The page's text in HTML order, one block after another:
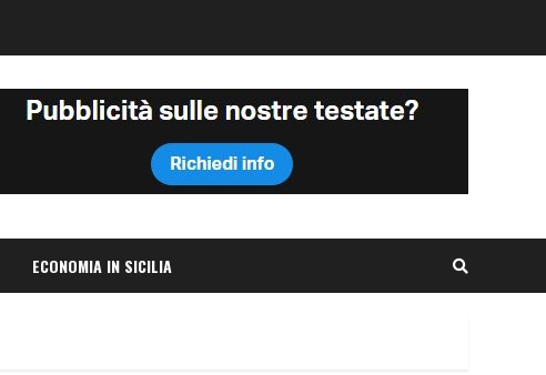
ECONOMIA IN SICILIA